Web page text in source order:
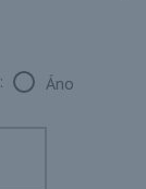
: Áno